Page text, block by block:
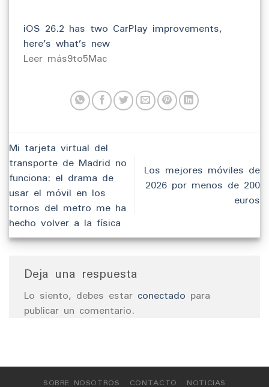
iOS 26.2 has two CarPlay improvements,
here’s what’s new
​Leer más9to5Mac
Mi tarjeta virtual del
transporte de Madrid no
funciona: el drama de
usar el móvil en los
tornos del metro me ha
hecho volver a la física
Los mejores móviles de
2026 por menos de 200
euros
Deja una respuesta
Lo siento, debes estar conectado para
publicar un comentario.
SOBRE NOSOTROS CONTACTO NOTICIAS